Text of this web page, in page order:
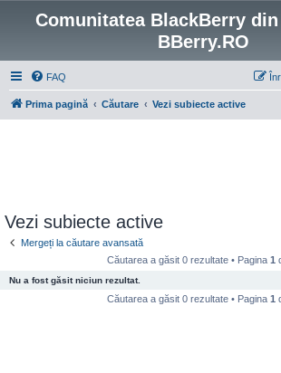
Comunitatea BlackBerry
BBerry.RO
FAQ
Prima pagină Căutare Vezi subiecte active
Vezi subiecte active
Mergeți la căutare avansată
Căutarea a găsit 0 rezultate • Pagina 1
Nu a fost găsit niciun rezultat.
Căutarea a găsit 0 rezultate • Pagina 1